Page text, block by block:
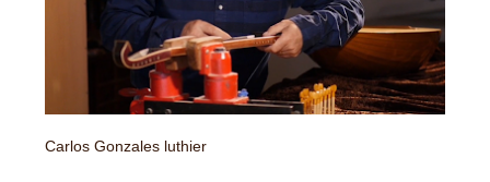
Carlos Gonzales luthier